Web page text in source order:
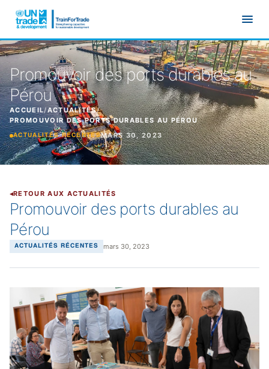
Promouvoir des ports durables au
Pérou
ACCUEIL/ACTUALITÉS/
PROMOUVOIR DES PORTS DURABLES AU PÉROU
ACTUALITÉS RÉCENTESMARS 30, 2023
RETOUR AUX ACTUALITÉS
Promouvoir des ports durables au
Pérou
ACTUALITÉS RÉCENTES mars 30, 2023